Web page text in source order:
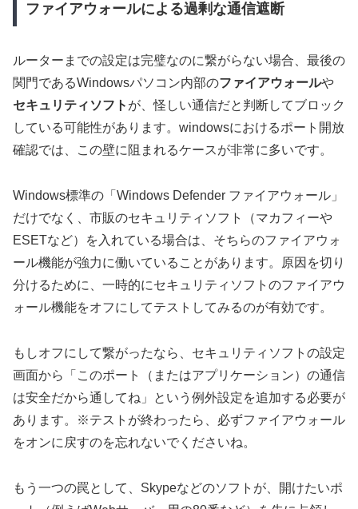
ファイアウォールによる過剰な通信遮断
ルーターまでの設定は完璧なのに繋がらない場合、最後の
関門であるWindowsパソコン内部のファイアウォールや
セキュリティソフト が、怪しい通信だと判断してブロック
している可能性があります。windowsにおけるポート開放
確認では、この壁に阻まれるケースが非常に多いです。
Windows標準の「Windows Defender ファイアウォール」
だけでなく、市販のセキュリティソフト（マカフィーや
ESETなど）を入れている場合は、そちらのファイアウォ
ール機能が強力に働いていることがあります。原因を切り
分けるために、 一時的にセキュリティソフトのファイアウ
ォール機能をオフにしてテスト してみるのが有効です。
もしオフにして繋がったなら、セキュリティソフトの設定
画面から「このポート（またはアプリケーション）の通信
は安全だから通してね」という例外設定を追加する必要が
あります。※テストが終わったら、必ずファイアウォール
をオンに戻すのを忘れないでくださいね。
もう一つの罠として、Skypeなどのソフトが、開けたいポ